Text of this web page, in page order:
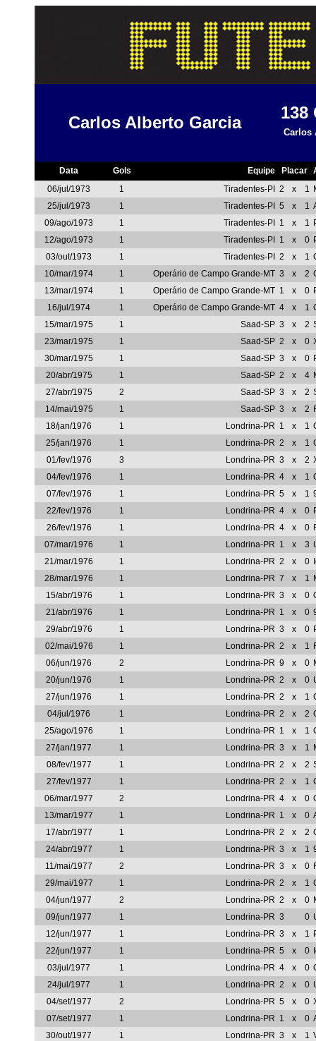
Carlos Alberto Garcia
138
Carlos
Data Gols Equipe Placar
06/jul/1973
1 Tiradentes-PI 2 x 1
25/jul/1973
1 Tiradentes-PI 5 x 1
09/ago/1973
1 Tiradentes-PI 1 x 1
12/ago/1973
1 Tiradentes-PI 1 x 0
03/out/1973
1 Tiradentes-PI 2 x 1
10/mar/1974
1 Operário de Campo Grande-MT 3 x 2
13/mar/1974
1 Operário de Campo Grande-MT 1 x 0
16/jul/1974
1 Operário de Campo Grande-MT 4 x 1
15/mar/1975
1 Saad-SP 3 x 2
23/mar/1975
1 Saad-SP 2 x 0
30/mar/1975
1 Saad-SP 3 x 0
20/abr/1975
1 Saad-SP 2 x 4
27/abr/1975
2 Saad-SP 3 x 2
14/mai/1975
1 Saad-SP 3 x 2
18/jan/1976
1 Londrina-PR 1 x 1
25/jan/1976
1 Londrina-PR 2 x 1
01/fev/1976
3 Londrina-PR 3 x 2
04/fev/1976
1 Londrina-PR 4 x 1
07/fev/1976
1 Londrina-PR 5 x 1
22/fev/1976
1 Londrina-PR 4 x 0
26/fev/1976
1 Londrina-PR 4 x 0
07/mar/1976
1 Londrina-PR 1 x 3
21/mar/1976
1 Londrina-PR 2 x 0
28/mar/1976
1 Londrina-PR 7 x 1
15/abr/1976
1 Londrina-PR 3 x 0
21/abr/1976
1 Londrina-PR 1 x 0
29/abr/1976
1 Londrina-PR 3 x 0
02/mai/1976
1 Londrina-PR 2 x 1
06/jun/1976
2 Londrina-PR 9 x 0
20/jun/1976
1 Londrina-PR 2 x 0
27/jun/1976
1 Londrina-PR 2 x 1
04/jul/1976
1 Londrina-PR 2 x 2
25/ago/1976
1 Londrina-PR 1 x 1
27/jan/1977
1 Londrina-PR 3 x 1
08/fev/1977
1 Londrina-PR 2 x 2
27/fev/1977
1 Londrina-PR 2 x 1
06/mar/1977
2 Londrina-PR 4 x 0
13/mar/1977
1 Londrina-PR 1 x 0
17/abr/1977
1 Londrina-PR 2 x 2
24/abr/1977
1 Londrina-PR 3 x 1
11/mai/1977
2 Londrina-PR 3 x 0
29/mai/1977
1 Londrina-PR 2 x 1
04/jun/1977
2 Londrina-PR 2 x 0
09/jun/1977
1 Londrina-PR 3 0
12/jun/1977
1 Londrina-PR 3 x 1
22/jun/1977
1 Londrina-PR 5 x 0
03/jul/1977
1 Londrina-PR 4 x 0
24/jul/1977
1 Londrina-PR 2 x 0
04/set/1977
2 Londrina-PR 5 x 0
07/set/1977
1 Londrina-PR 1 x 0
30/out/1977
1 Londrina-PR 3 x 1